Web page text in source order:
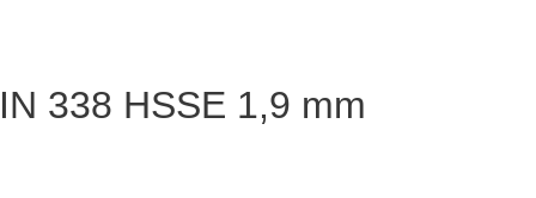
338 HSSE 1,9 mm